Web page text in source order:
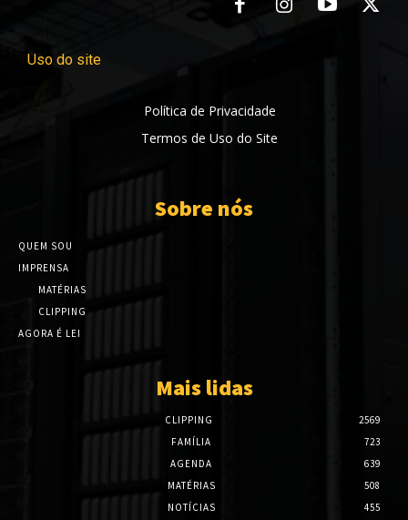
Uso do site
Política de Privacidade
Termos de Uso do Site
Sobre nós
QUEM SOU
IMPRENSA
MATÉRIAS
CLIPPING
AGORA É LEI
Mais lidas
CLIPPING
2569
FAMÍLIA
723
AGENDA
639
MATÉRIAS
508
NOTÍCIAS
455